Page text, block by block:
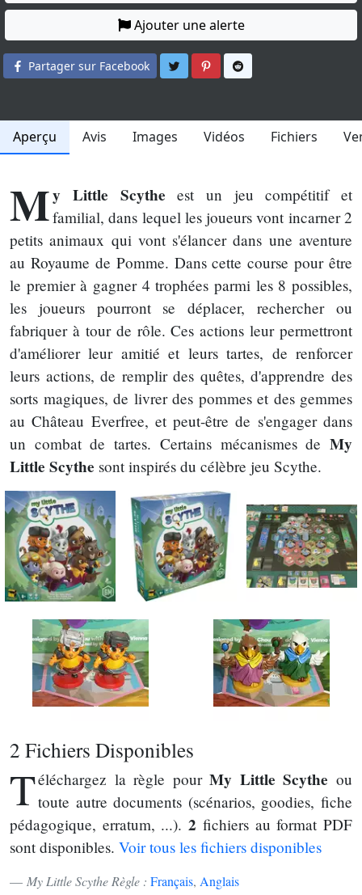
Ajouter une alerte
Partager sur Facebook Partager sur Twitter
Partager sur Pinterest
Aperçu Avis Images Vidéos Fichiers
My Little Scythe est un jeu compétitif et
familial, dans lequel les joueurs vont incarner 2
petits animaux qui vont s'élancer dans une aventure
au Royaume de Pomme. Dans cette course pour être
le premier à gagner 4 trophées parmi les 8 possibles,
les joueurs pourront se déplacer, rechercher ou
fabriquer à tour de rôle. Ces actions leur permettront
d'améliorer leur amitié et leurs tartes, de renforcer
leurs actions, de remplir des quêtes, d'apprendre des
sorts magiques, de livrer des pommes et des gemmes
au Château Everfree, et peut-être de s'engager dans
un combat de tartes. Certains mécanismes de My
Little Scythe sont inspirés du célèbre jeu Scythe.
2 Fichiers Disponibles
Téléchargez la règle pourMy Little Scythe ou
toute autre documents (scénarios, goodies, fiche
pédagogique, erratum, ...).2 fichiers au format PDF
sont disponibles. Voir tous les fichiers disponibles
My Little Scythe Règle : Français, Anglais